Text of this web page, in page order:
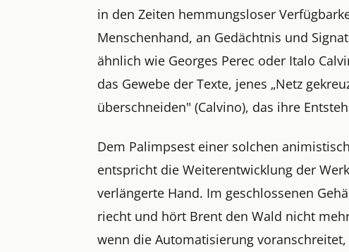
in den Zeiten hemmungsloser
Menschenhand, an Gedächtnis und
ähnlich wie Georges Perec oder Italo
das Gewebe der Texte, jenes „Netz
überschneiden" (Calvino), das ihre
Dem Palimpsest einer solchen
entspricht die Weiterentwicklung der
verlängerte Hand. Im geschlossenen
riecht und hört Brent den Wald nicht
wenn die Automatisierung